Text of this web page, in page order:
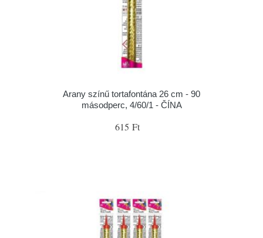
Arany színű tortafontána 26 cm - 90
másodperc, 4/60/1 - ČÍNA
615 Ft